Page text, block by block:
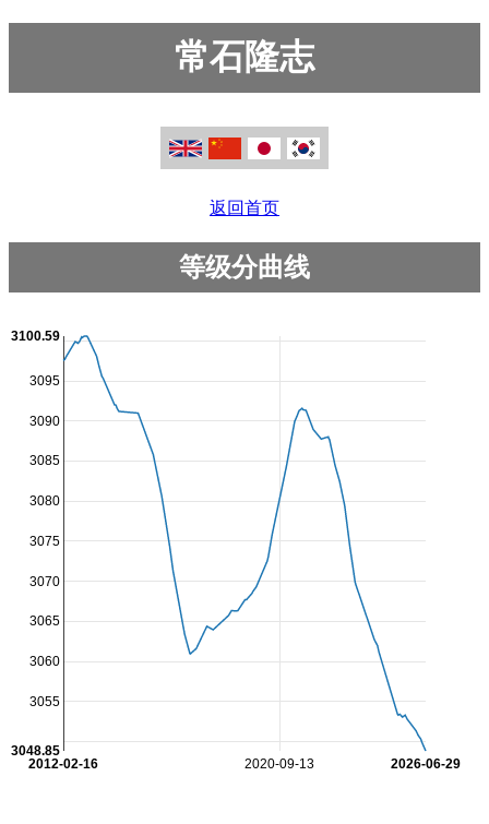
常石隆志
返回首页
等级分曲线
2020-09-13
2012-02-16 2026-06-29
3055
3060
3065
3070
3075
3080
3085
3090
3095
3048.85
3100.59